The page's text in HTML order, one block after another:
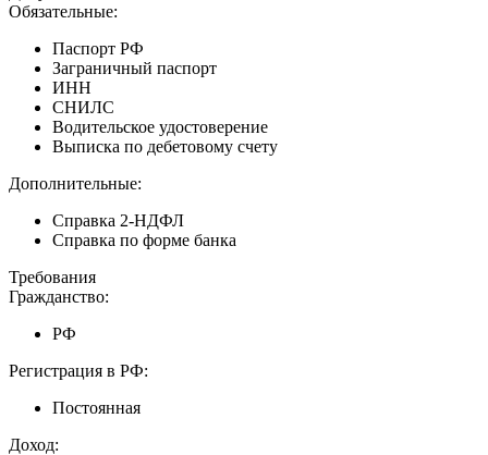
Обязательные:
Паспорт РФ
Заграничный паспорт
ИНН
СНИЛС
Водительское удостоверение
Выписка по дебетовому счету
Дополнительные:
Справка 2-НДФЛ
Справка по форме банка
Требования
Гражданство:
РФ
Регистрация в РФ:
Постоянная
Доход: